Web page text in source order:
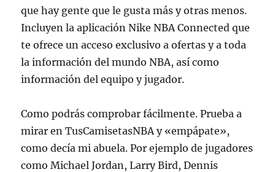
que hay gente que le gusta más y otras menos.
Incluyen la aplicación Nike NBA Connected que
te ofrece un acceso exclusivo a ofertas y a toda
la información del mundo NBA, así como
información del equipo y jugador.
Como podrás comprobar fácilmente. Prueba a
mirar en TusCamisetasNBA y «empápate»,
como decía mi abuela. Por ejemplo de jugadores
como Michael Jordan, Larry Bird, Dennis